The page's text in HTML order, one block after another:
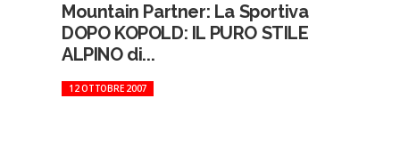
Mountain Partner: La Sportiva
DOPO KOPOLD: IL PURO STILE
ALPINO di...
12 OTTOBRE 2007